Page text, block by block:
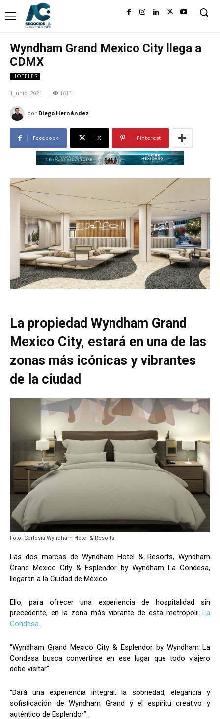
Wyndham Grand Mexico City llega a
CDMX
HOTELES
1 junio, 2021 1613
por Diego Hernández
Facebook X Pinterest
La propiedad Wyndham Grand
Mexico City, estará en una de las
zonas más icónicas y vibrantes
de la ciudad
Foto: Cortesía Wyndham Hotel & Resorts
Las dos marcas de Wyndham Hotel & Resorts, Wyndham
Grand Mexico City & Esplendor by Wyndham La Condesa,
llegarán a la Ciudad de México.
Ello, para ofrecer una experiencia de hospitalidad sin
precedente, en la zona más vibrante de esta metrópoli: La
Condesa
“Wyndham Grand Mexico City & Esplendor by Wyndham La
Condesa busca convertirse en ese lugar que todo viajero
debe visitar”.
“Dará una experiencia integral: la sobriedad, elegancia y
sofisticación de Wyndham Grand y el espíritu creativo y
auténtico de Esplendor”.